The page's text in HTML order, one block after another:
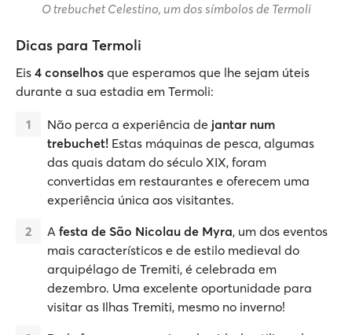
O trebuchet Celestino, um dos símbolos de Termoli
Dicas para Termoli
Eis 4 conselhos que esperamos que lhe sejam úteis
durante a sua estadia em Termoli:
Não perca a experiência de jantar num
trebuchet! Estas máquinas de pesca, algumas
das quais datam do século XIX, foram
convertidas em restaurantes e oferecem uma
experiência única aos visitantes.
A festa de São Nicolau de Myra, um dos eventos
mais característicos e de estilo medieval do
arquipélago de Tremiti, é celebrada em
dezembro. Uma excelente oportunidade para
visitar as Ilhas Tremiti, mesmo no inverno!